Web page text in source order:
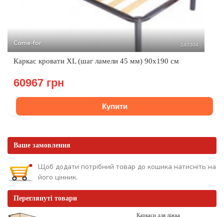
Come-for 140304
Каркас кровати XL (шаг ламели 45 мм) 90х190 см
60967 грн
Купити
Ваше замовлення
Щоб додати потрібний товар до кошика натисніть на
його цінник.
Переглянуті товари
Каркаси для ліжка